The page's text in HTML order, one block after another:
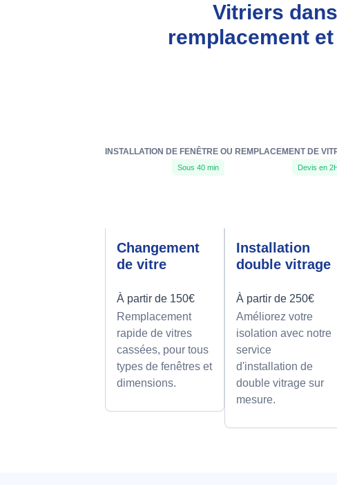
Vitriers
remplacement
INSTALLATION DE FENÊTRE OU REMPLACEMENT DE
Sous 40 min
Changement
de vitre
À partir de 150€
Remplacement
rapide de vitres
cassées, pour tous
types de fenêtres et
dimensions.
Devis en
Installation
double vitrage
À partir de 250€
Améliorez votre
isolation avec notre
service
d'installation de
double vitrage sur
mesure.